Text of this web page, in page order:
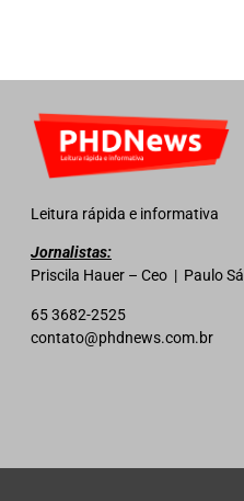
Leitura rápida e informativa
Jornalistas:
Priscila Hauer – Ceo | Paulo
65 3682-2525
contato@phdnews.com.br